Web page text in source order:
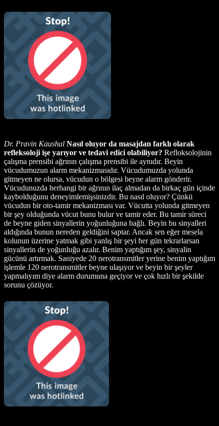
Dr. Pravin Kaushal Nasıl oluyor da masajdan farklı olarak
refleksoloji işe yarıyor ve tedavi edici olabiliyor? Refloksolojinin
çalışma prensibi ağrının çalışma prensibi ile aynıdır. Beyin
vücudumuzun alarm mekanizmasıdır. Vücudumuzda yolunda
gitmeyen ne olursa, vücudun o bölgesi beyne alarm gönderir.
Vücudunuzda herhangi bir ağrının ilaç almadan da birkaç gün içinde
kaybolduğunu deneyimlemişsinizdir. Bu nasıl oluyor? Çünkü
vücudun bir oto-tamir mekanizması var. Vücutta yolunda gitmeyen
bir şey olduğunda vücut bunu bulur ve tamir eder. Bu tamir süreci
de beyne giden sinyallerin yoğunluğuna bağlı. Beyin bu sinyalleri
aldığında bunun nereden geldiğini saptar. Ancak sen eğer mesela
kolunun üzerine yatmak gibi yanlış bir şeyi her gün tekrarlarsan
sinyallerin de yoğunluğu azalır. Benim yaptığım şey, sinyalin
gücünü artırmak. Saniyede 20 nerotransmitler yerine benim yaptığım
işlemle 120 nerotransmitler beyne ulaşıyor ve beyin bir şeyler
yapmalıyım diye alarm durumuna geçiyor ve çok hızlı bir şekilde
sorunu çözüyor.